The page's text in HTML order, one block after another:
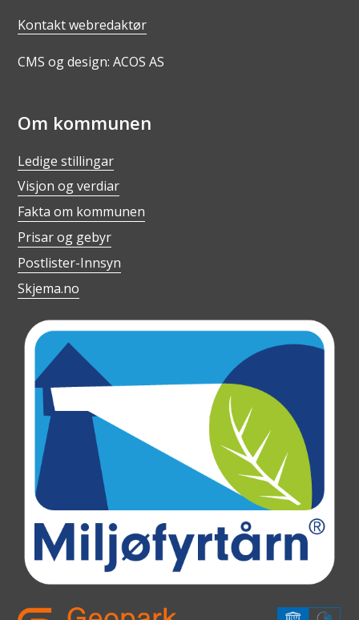
Kontakt webredaktør
CMS og design: ACOS AS
Om kommunen
Ledige stillingar
Visjon og verdiar
Fakta om kommunen
Prisar og gebyr
Postlister-Innsyn
Skjema.no